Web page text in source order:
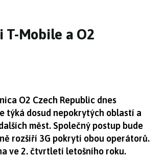
T-Mobile a O2
O2 Czech Republic dnes
týká dosud nepokrytých oblastí a
měst. Společný postup bude
rozšíří 3G pokrytí obou operátorů.
ve 2. čtvrtletí letošního roku.